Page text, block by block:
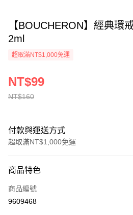
【BOUCHERON】經典環
2ml
超取滿NT$1,000免運
NT$160
NT$99
付款與運送方式
超取滿NT$1,000免運
信用卡一次付款
ATM付款
商品特色
商品編號
9609468